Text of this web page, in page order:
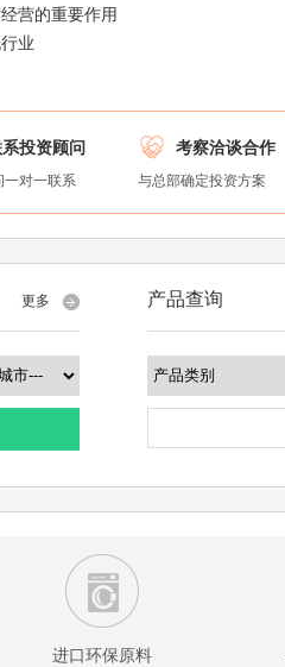
营的重要作用
业
投资顾问
一对一联系
 考察洽谈合作
与总部确定投资方案
更多 产品查询
进口环保原料